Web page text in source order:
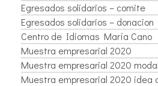
Egresados solidarios – comite
Egresados solidarios – donacion
Centro de Idiomas María Cano
Muestra empresarial 2020
Muestra empresarial 2020
Muestra empresarial 2020 idea